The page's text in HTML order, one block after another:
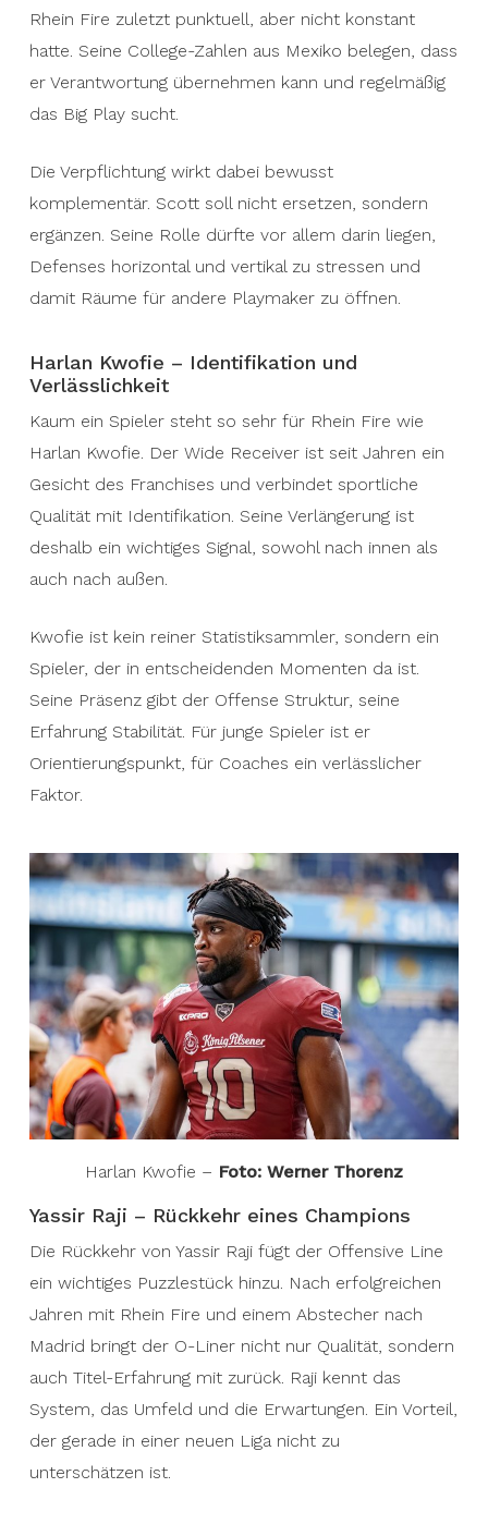
Rhein Fire zuletzt punktuell, aber nicht konstant
hatte. Seine College-Zahlen aus Mexiko belegen, dass
er Verantwortung übernehmen kann und regelmäßig
das Big Play sucht.
Die Verpflichtung wirkt dabei bewusst
komplementär. Scott soll nicht ersetzen, sondern
ergänzen. Seine Rolle dürfte vor allem darin liegen,
Defenses horizontal und vertikal zu stressen und
damit Räume für andere Playmaker zu öffnen.
Harlan Kwofie – Identifikation und
Verlässlichkeit
Kaum ein Spieler steht so sehr für Rhein Fire wie
Harlan Kwofie. Der Wide Receiver ist seit Jahren ein
Gesicht des Franchises und verbindet sportliche
Qualität mit Identifikation. Seine Verlängerung ist
deshalb ein wichtiges Signal, sowohl nach innen als
auch nach außen.
Kwofie ist kein reiner Statistiksammler, sondern ein
Spieler, der in entscheidenden Momenten da ist.
Seine Präsenz gibt der Offense Struktur, seine
Erfahrung Stabilität. Für junge Spieler ist er
Orientierungspunkt, für Coaches ein verlässlicher
Faktor.
Harlan Kwofie – Foto: Werner Thorenz
Yassir Raji – Rückkehr eines Champions
Die Rückkehr von Yassir Raji fügt der Offensive Line
ein wichtiges Puzzlestück hinzu. Nach erfolgreichen
Jahren mit Rhein Fire und einem Abstecher nach
Madrid bringt der O-Liner nicht nur Qualität, sondern
auch Titel-Erfahrung mit zurück. Raji kennt das
System, das Umfeld und die Erwartungen. Ein Vorteil,
der gerade in einer neuen Liga nicht zu
unterschätzen ist.